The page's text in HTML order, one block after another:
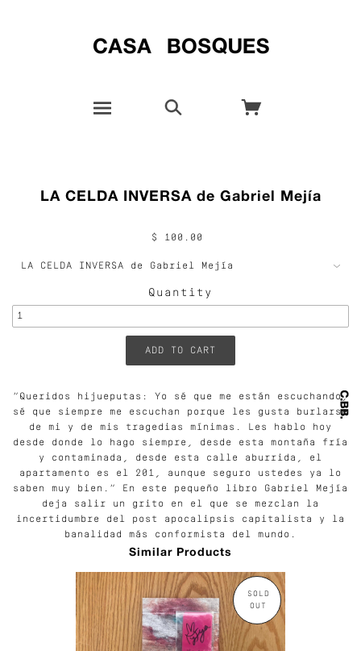
LA CELDA INVERSA de Gabriel Mejía
$ 100.00
Quantity
“Queridos hijueputas: Yo sé que me están escuchando,
sé que siempre me escuchan porque les gusta burlarse
de mi y de mis tragedias mínimas. Les hablo hoy
desde donde lo hago siempre, desde esta montaña fría
y contaminada, desde esta calle aburrida, el
apartamento es el 201, aunque seguro ustedes ya lo
saben muy bien.” En este pequeño libro Gabriel Mejía
deja salir un grito en el que se mezclan la
incertidumbre del post apocalipsis capitalista y la
banalidad más conformista del mundo.
Similar Products
SOLD
OUT